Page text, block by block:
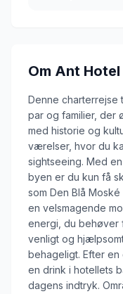
Om Ant Hotel
Denne charterrejse
par og familier, der
med historie og
værelser, hvor du
sightseeing. Med
byen er du kun få
som Den Blå
en velsmagende
energi, du behøver
venligt og
behageligt. Efter
en drink i hotellets
dagens indtryk.